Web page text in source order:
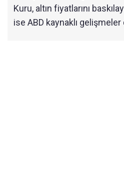
Kuru, altın fiyatlarını
ise ABD kaynaklı